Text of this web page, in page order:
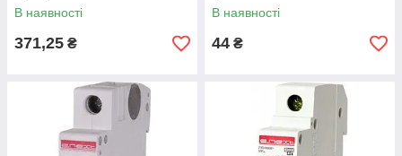
В наявності
371,25 ₴
В наявності
44 ₴